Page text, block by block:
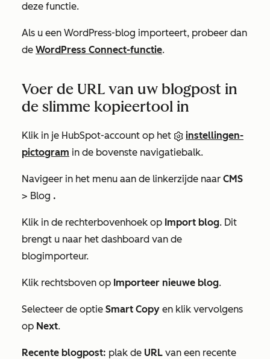
deze functie.
Als u een WordPress-blog importeert, probeer dan
de WordPress Connect-functie.
Voer de URL van uw blogpost in
de slimme kopieertool in
Klik in je HubSpot-account op het
instellingen-
pictogram in de bovenste navigatiebalk.
Navigeer in het menu aan de linkerzijde naar CMS
> Blog .
Klik in de rechterbovenhoek op Import blog. Dit
brengt u naar het dashboard van de
blogimporteur.
Klik rechtsboven op Importeer nieuwe blog.
Selecteer de optie Smart Copy en klik vervolgens
op Next.
Recente blogpost: plak de URL van een recente